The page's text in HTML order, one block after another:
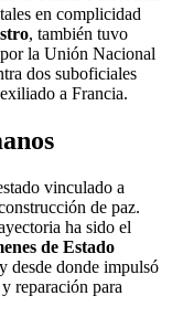
en complicidad
, también tuvo
la Unión Nacional
dos suboficiales
a Francia.
vinculado a
de paz.
ha sido el
de Estado
desde donde impulsó
reparación para